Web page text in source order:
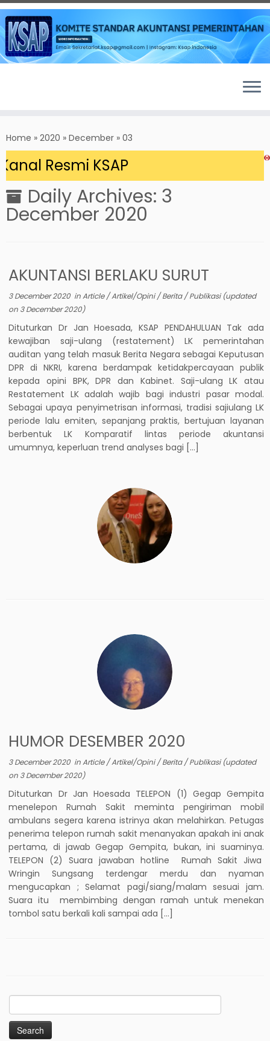
to
content
Home » 2020 » December » 03
Resmi KSAP
Daily Archives: 3
December 2020
AKUNTANSI BERLAKU SURUT
3 December 2020 inArticle/Artikel/Opini/Berita/Publikasi(updated
on 3 December 2020)
Dituturkan Dr Jan Hoesada, KSAP PENDAHULUAN Tak ada
kewajiban saji-ulang (restatement) LK pemerintahan
auditan yang telah masuk Berita Negara sebagai Keputusan
DPR di NKRI, karena berdampak ketidakpercayaan publik
kepada opini BPK, DPR dan Kabinet. Saji-ulang LK atau
Restatement LK adalah wajib bagi industri pasar modal.
Sebagai upaya penyimetrisan informasi, tradisi sajiulang LK
periode lalu emiten, sepanjang praktis, bertujuan layanan
berbentuk LK Komparatif lintas periode akuntansi
umumnya, keperluan trend analyses bagi […]
HUMOR DESEMBER 2020
3 December 2020 inArticle/Artikel/Opini/Berita/Publikasi(updated
on 3 December 2020)
Dituturkan Dr Jan Hoesada TELEPON (1) Gegap Gempita
menelepon Rumah Sakit meminta pengiriman mobil
ambulans segera karena istrinya akan melahirkan. Petugas
penerima telepon rumah sakit menanyakan apakah ini anak
pertama, di jawab Gegap Gempita, bukan, ini suaminya.
TELEPON (2) Suara jawaban hotline Rumah Sakit Jiwa
Wringin Sungsang terdengar merdu dan nyaman
mengucapkan ; Selamat pagi/siang/malam sesuai jam.
Suara itu membimbing dengan ramah untuk menekan
tombol satu berkali kali sampai ada […]
Search
for: